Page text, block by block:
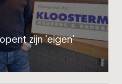
zijn 'eigen'